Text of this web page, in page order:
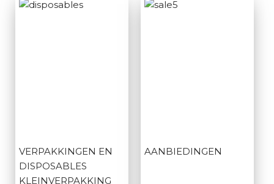
VERPAKKINGEN EN
DISPOSABLES
KLEINVERPAKKING
AANBIEDINGEN